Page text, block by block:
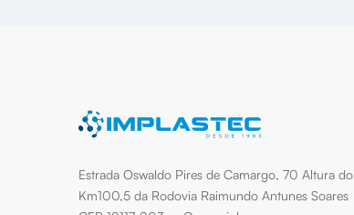
Estrada Oswaldo Pires de Camargo, 70 Altura do
Km100,5 da Rodovia Raimundo Antunes Soares